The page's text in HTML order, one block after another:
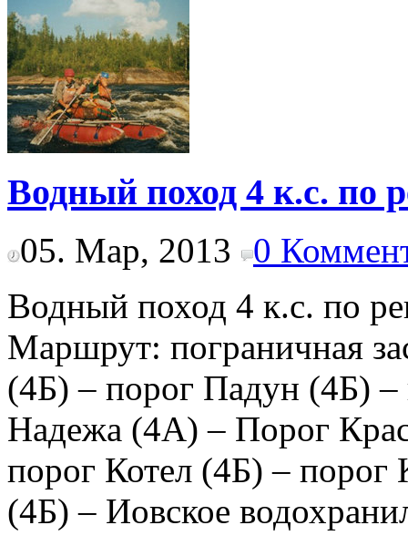
Водный поход 4 к.с. по
05. Мар, 2013
0
Водный поход 4 к.с. по
Маршрут: пограничная
(4Б) – порог Падун (4Б)
Надежа (4А) – Порог
порог Котел (4Б) –
(4Б) – Иовское